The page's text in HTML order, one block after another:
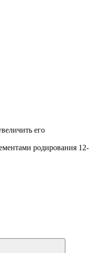
его
родирования 12-